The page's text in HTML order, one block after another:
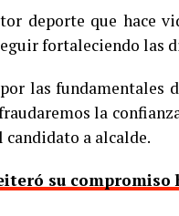
deporte que hace
fortaleciendo las
las
la
candidato a alcalde.
su compromiso